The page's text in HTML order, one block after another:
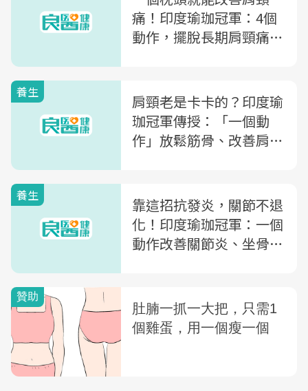
痛！印度瑜珈冠軍：4個
動作，擺脫長期肩頸痛、
養生
肩頸老是卡卡的？印度瑜
珈冠軍傳授：「一個動
作」放鬆筋骨、改善肩頸
養生
靠這招抗發炎，關節不退
化！印度瑜珈冠軍：一個
動作改善關節炎、坐骨神